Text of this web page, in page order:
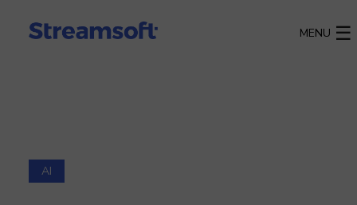
MENU
AI